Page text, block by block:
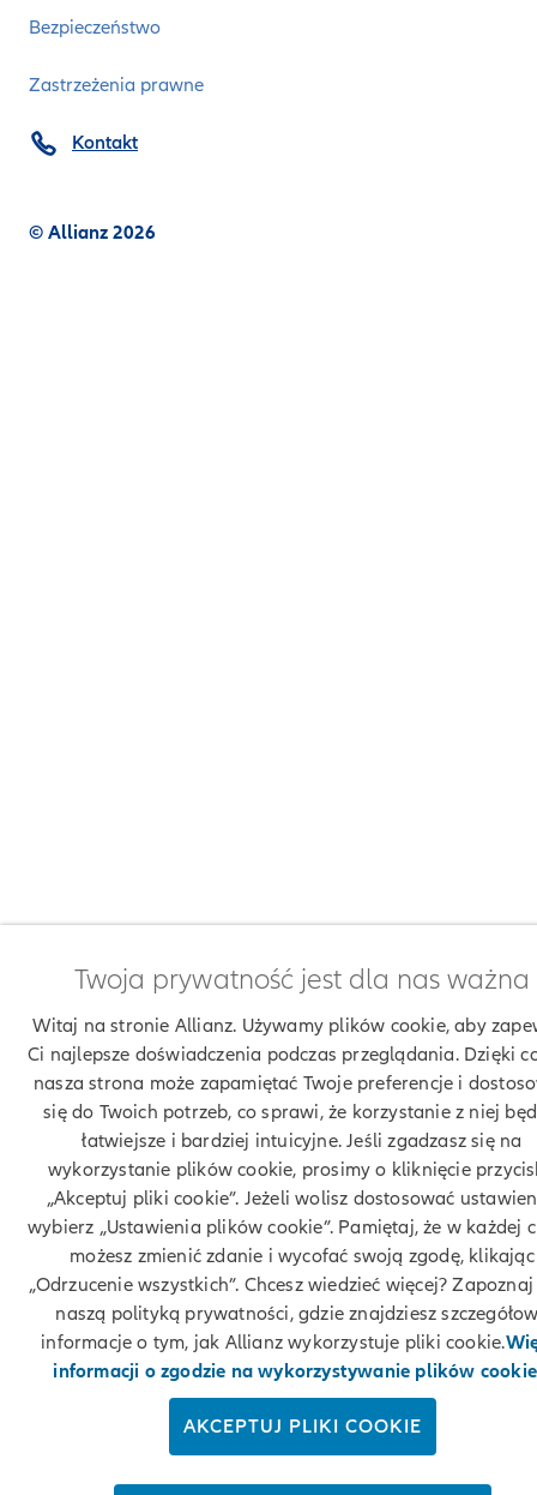
Bezpieczeństwo
Zastrzeżenia prawne
© Allianz 2026
Kontakt
Twoja prywatność jest dla nas ważna
Witaj na stronie Allianz. Używamy plików cookie, aby
Ci najlepsze doświadczenia podczas przeglądania. Dzięki
nasza strona może zapamiętać Twoje preferencje i
się do Twoich potrzeb, co sprawi, że korzystanie z niej
łatwiejsze i bardziej intuicyjne. Jeśli zgadzasz się na
wykorzystanie plików cookie, prosimy o kliknięcie
„Akceptuj pliki cookie”. Jeżeli wolisz dostosować
wybierz „Ustawienia plików cookie”. Pamiętaj, że w każdej
możesz zmienić zdanie i wycofać swoją zgodę, klikając
„Odrzucenie wszystkich”. Chcesz wiedzieć więcej?
naszą polityką prywatności, gdzie znajdziesz
informacje o tym, jak Allianz wykorzystuje pliki cookie.
informacji o zgodzie na wykorzystywanie plików
AKCEPTUJ PLIKI COOKIE